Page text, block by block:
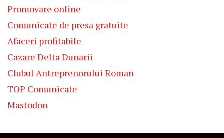
Promovare online
Comunicate de presa gratuite
Afaceri profitabile
Cazare Delta Dunarii
Clubul Antreprenorului Roman
TOP Comunicate
Mastodon